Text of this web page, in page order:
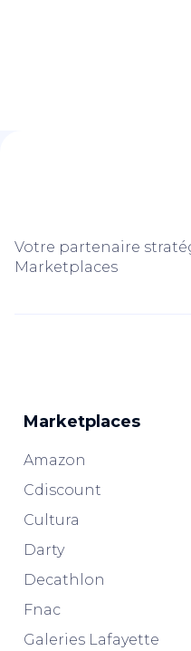
Votre partenaire
Marketplaces
Marketplaces
Amazon
Cdiscount
Cultura
Darty
Decathlon
Fnac
Galeries Lafayette